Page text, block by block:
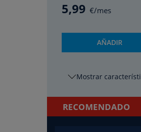
5,99 €/mes
AÑADIR
RECOMENDADO